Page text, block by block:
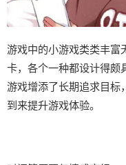
游戏中的小游戏类类丰富
卡，各个一种都设计得颇
游戏增添了长期追求目标
到来提升游戏体验。